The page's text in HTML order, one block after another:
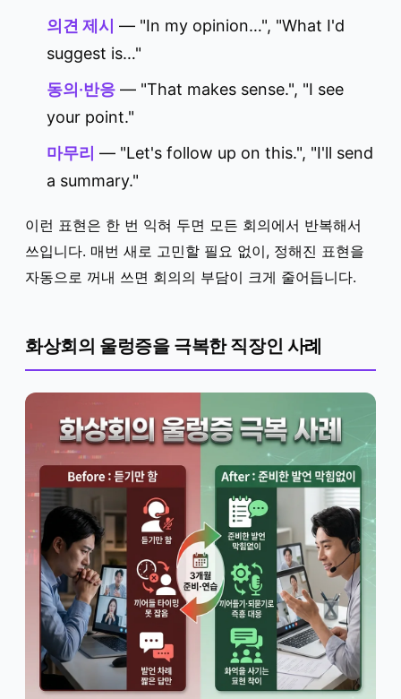
의견 제시 — "In my opinion…", "What I'd
suggest is…"
동의·반응 — "That makes sense.", "I see
your point."
마무리 — "Let's follow up on this.", "I'll send
a summary."
이런 표현은 한 번 익혀 두면 모든 회의에서 반복해서
쓰입니다. 매번 새로 고민할 필요 없이, 정해진 표현을
자동으로 꺼내 쓰면 회의의 부담이 크게 줄어듭니다.
화상회의 울렁증을 극복한 직장인 사례